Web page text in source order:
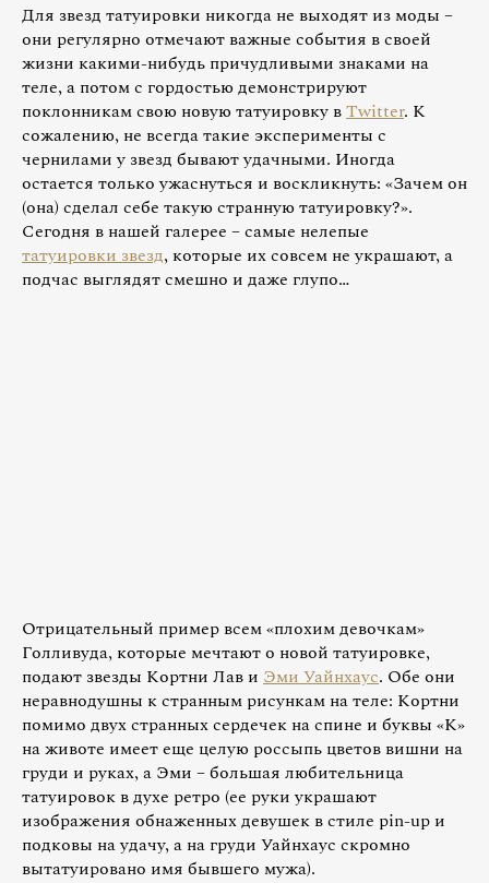
Для звезд татуировки никогда не выходят из моды –
они регулярно отмечают важные события в своей
жизни какими-нибудь причудливыми знаками на
теле, а потом с гордостью демонстрируют
поклонникам свою новую татуировку вTwitter. К
сожалению, не всегда такие эксперименты с
чернилами у звезд бывают удачными. Иногда
остается только ужаснуться и воскликнуть: «Зачем он
(она) сделал себе такую странную татуировку?».
Сегодня в нашей галерее – самые нелепые
татуировки звезд, которые их совсем не украшают, а
подчас выглядят смешно и даже глупо…
Отрицательный пример всем «плохим девочкам»
Голливуда, которые мечтают о новой татуировке,
подают звезды Кортни Лав и Эми Уайнхаус. Обе они
неравнодушны к странным рисункам на теле: Кортни
помимо двух странных сердечек на спине и буквы «К»
на животе имеет еще целую россыпь цветов вишни на
груди и руках, а Эми – большая любительница
татуировок в духе ретро (ее руки украшают
изображения обнаженных девушек в стиле pin-up и
подковы на удачу, а на груди Уайнхаус скромно
вытатуировано имя бывшего мужа).